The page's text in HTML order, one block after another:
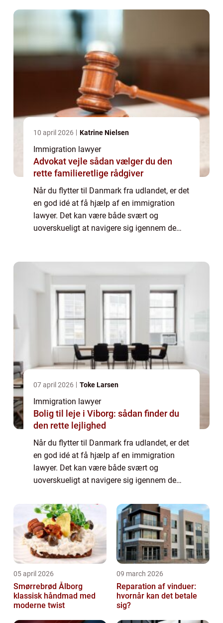
10 april 2026 Katrine Nielsen
Immigration lawyer
Advokat vejle sådan vælger du den
rette familieretlige rådgiver
Når du flytter til Danmark fra udlandet, er det
en god idé at få hjælp af en immigration
lawyer. Det kan være både svært og
uoverskueligt at navigere sig igennem de
07 april 2026 Toke Larsen
Immigration lawyer
Bolig til leje i Viborg: sådan finder du
den rette lejlighed
Når du flytter til Danmark fra udlandet, er det
en god idé at få hjælp af en immigration
lawyer. Det kan være både svært og
uoverskueligt at navigere sig igennem de
især hvis man ikke taler sproget. Denne
artike...
05 april 2026
Smørrebrød Ålborg
klassisk håndmad med
moderne twist
09 march 2026
Reparation af vinduer:
hvornår kan det betale
sig?